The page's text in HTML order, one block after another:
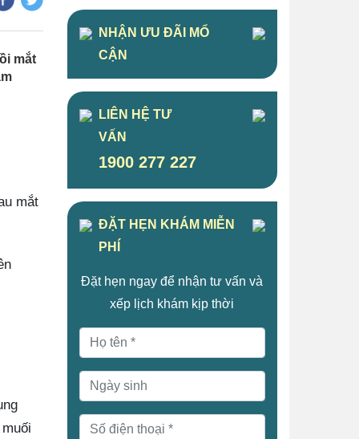
mắt
mắt
NHẬN ƯU ĐÃI MỔ
CẬN
LIÊN HỆ TƯ
VẤN
1900 277 227
ĐẶT HẸN KHÁM MIỄN
PHÍ
Đặt hẹn ngay để nhận tư vấn và
xếp lịch khám kịp thời